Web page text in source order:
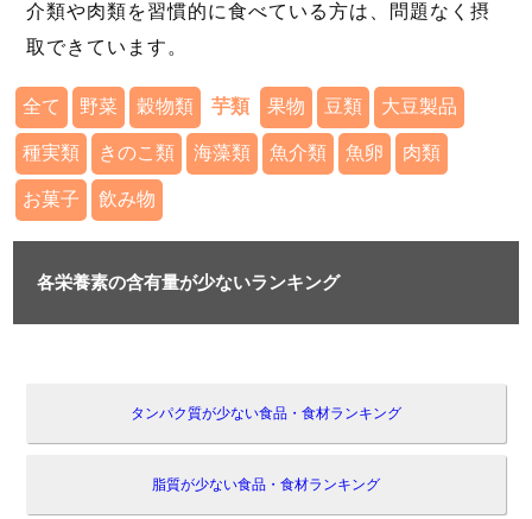
介類や肉類を習慣的に食べている方は、問題なく摂
取できています。
全て 野菜 穀物類 芋類 果物 豆類 大豆製品
種実類 きのこ類 海藻類 魚介類 魚卵 肉類
お菓子 飲み物
各栄養素の含有量が少ないランキング
タンパク質が少ない食品・食材ランキング
脂質が少ない食品・食材ランキング